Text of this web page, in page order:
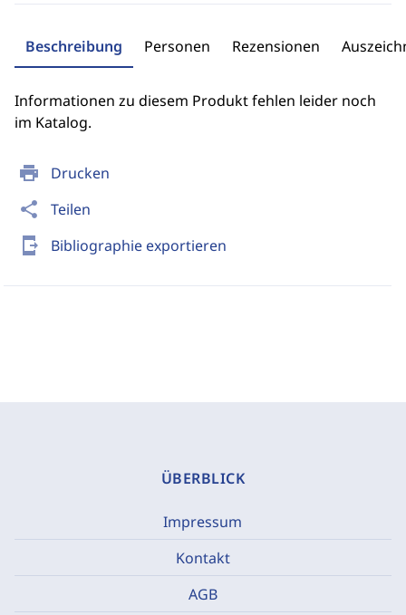
print Drucken
share Teilen
send_to_mobile Bibliographie exportieren
Beschreibung Personen Rezensionen
Informationen zu diesem Produkt fehlen leider noch
im Katalog.
ÜBERBLICK
Impressum
Kontakt
AGB